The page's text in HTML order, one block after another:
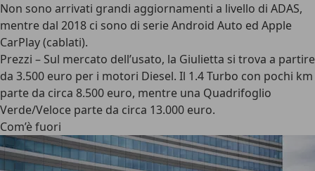
Non sono arrivati grandi aggiornamenti a livello di ADAS,
mentre dal 2018 ci sono di serie Android Auto ed Apple
CarPlay (cablati).
Prezzi – Sul mercato dell’usato, la Giulietta si trova a partire
da 3.500 euro per i motori Diesel. Il 1.4 Turbo con pochi km
parte da circa 8.500 euro, mentre una Quadrifoglio
Verde/Veloce parte da circa 13.000 euro.
Com’è fuori